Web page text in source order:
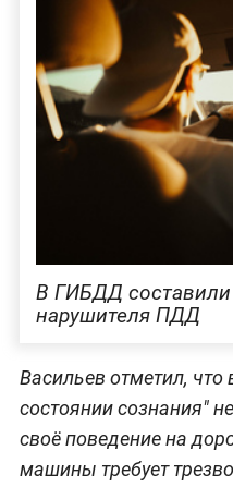
В ГИБДД составили
нарушителя ПДД
Васильев отметил,
состоянии сознания"
своё поведение на
машины требует